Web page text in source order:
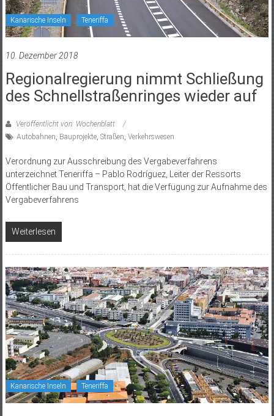
Kanarische Inseln Teneriffa
10. Dezember 2018
Regionalregierung nimmt Schließung
des Schnellstraßenringes wieder auf
Veröffentlicht von: Wochenblatt
Autobahnen, Bauprojekte, Straßen, Verkehrswesen
Verordnung zur Ausschreibung des Vergabeverfahrens
unterzeichnet Teneriffa – Pablo Rodríguez, Leiter der Ressorts
Öffentlicher Bau und Transport, hat die Verfügung zur Aufnahme des
Vergabeverfahrens
Weiterlesen
Kanarische Inseln Teneriffa